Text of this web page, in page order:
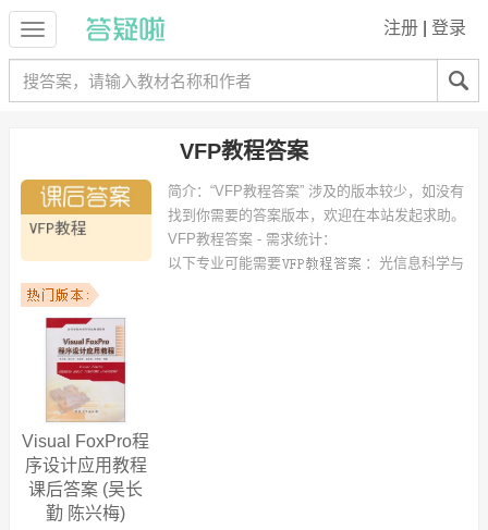
注册 登录
VFP教程答案
简介： “VFP教程答案” 涉及的版本较少，如没有
找到你需要的答案版本，欢迎在本站发起求助。
VFP教程答案 - 需求统计：
以下专业可能需要
：光信息科学与
技术 等专业。
以下学校的同学下载过
知学院、南京大学 等。
Visual FoxPro程
序设计应用教程
课后答案 (吴长
勤 陈兴梅)